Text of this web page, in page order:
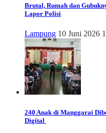
Brutal, Rumah dan
Lapor Polisi
Lampung 10 Juni 2026
240 Anak di Manggarai
Digital